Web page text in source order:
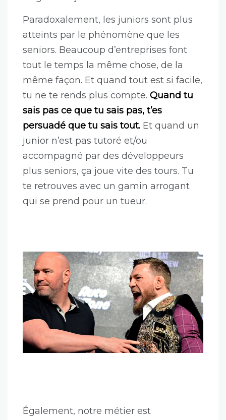
comme de la magie noire. Comme
devant un illusionniste, la plupart des
gens ne comprennent rien à ce que tu
fais. Mais tout le monde trouve ça
extraordinaire.Quand on te dit que tu
fais de la magie fréquemment, tu finis
par y croire.Et à chaque fois, une dose
d’ego est injectée dans ton crâne.
Paradoxalement, les juniors sont plus
atteints par le phénomène que les
seniors. Beaucoup d’entreprises font
tout le temps la même chose, de la
persuadé que tu sais tout.Et quand un
junior n’est pas tutoré et/ou
accompagné par des développeurs
plus seniors, ça joue vite des tours. Tu
te retrouves avec un gamin arrogant
qui se prend pour un tueur.